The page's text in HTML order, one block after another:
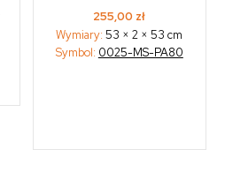
255,00 zł
Wymiary:53 × 2 × 53 cm
Symbol: 0025-MS-PA80